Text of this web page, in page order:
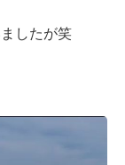
したが笑